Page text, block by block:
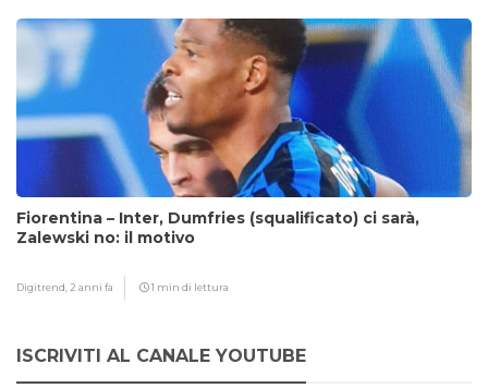
Fiorentina – Inter, Dumfries (squalificato) ci sarà,
Zalewski no: il motivo
Digitrend, 2 anni fa 1 min di lettura
ISCRIVITI AL CANALE YOUTUBE